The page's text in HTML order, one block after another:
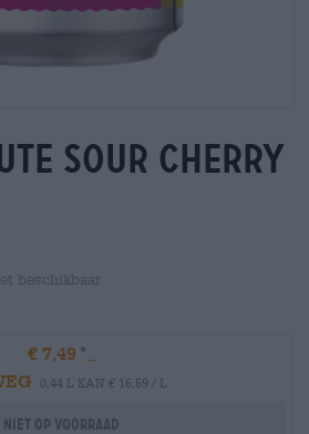
sour cherry
beschikbaar
€ 7,49
0,44 L KAN € 16,59 / L
Niet op voorraad